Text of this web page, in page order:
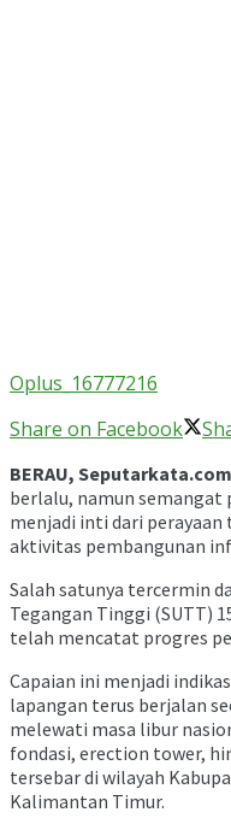
Oplus_16777216
Share on Facebook
BERAU, Seputarkata.com
berlalu, namun semangat
menjadi inti dari
aktivitas pembangunan
Salah satunya tercermin
Tegangan Tinggi (SUTT)
telah mencatat progres
Capaian ini menjadi
lapangan terus berjalan
melewati masa libur
fondasi, erection tower,
tersebar di wilayah
Kalimantan Timur.